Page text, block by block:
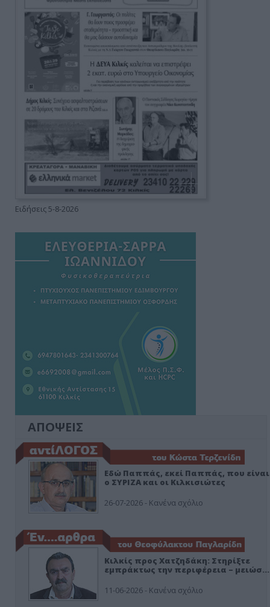
Ειδήσεις 5-8-2026
ΑΠΟΨΕΙΣ
Εδώ Παππάς, εκεί Παππάς, που είναι
ο ΣΥΡΙΖΑ και οι Κιλκισιώτες
26-07-2026 - Κανένα σχόλιο
Κιλκίς προς Χατζηδάκη: Στηρίξτε
εμπράκτως την περιφέρεια – μειώσ…
11-06-2026 - Κανένα σχόλιο